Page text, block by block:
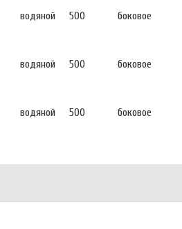
водяной 500 боковое
водяной 500 боковое
водяной 500 боковое